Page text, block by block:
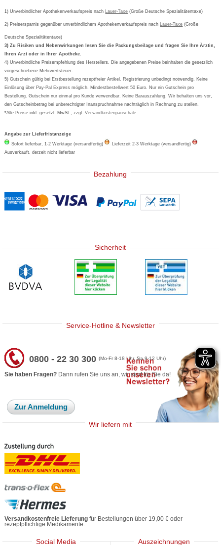
Cookie-Einstellungen
Vertrag widerrufen
Bestellschein ausfüllen
Newsletteranmeldung
Formoline
Wick
Eucerin
Basica
1) Unverbindlicher Apothekenverkaufspreis nach Lauer-Taxe (Große Deutsche Spezialitätentaxe)
2) Preisersparnis gegenüber unverbindlichem Apothekenverkaufspreis nach Lauer-Taxe (Große
Deutsche Spezialitätentaxe)
3) Zu Risiken und Nebenwirkungen lesen Sie die Packungsbeilage und fragen Sie Ihre Ärztin,
Ihren Arzt oder in Ihrer Apotheke.
4) Unverbindliche Preisempfehlung des Herstellers. Die angegebenen Preise beinhalten die gesetzlich
vorgeschriebene Mehrwertsteuer.
5) Gutschein gültig bei Erstbestellung rezeptfreier Artikel. Registrierung unbedingt notwendig. Keine
Einlösung über Pay-Pal Express möglich. Mindestbestellwert 50 Euro. Nur ein Gutschein pro
Bestellung. Gutschein nur einmal pro Kunde verwendbar. Keine Barauszahlung. Wir behalten uns vor,
den Gutscheinbetrag bei unberechtigter Inanspruchnahme nachträglich in Rechnung zu stellen.
*Alle Preise inkl. gesetzl. MwSt., zzgl.Versandkostenpauschale.
Angabe zur Lieferfristanzeige
Sofort lieferbar, 1-2 Werktage (versandfertig)
Lieferzeit 2-3 Werktage (versandfertig)
Ausverkauft, derzeit nicht lieferbar
Bezahlung
Sicherheit
Service-Hotline & Newsletter
0800 - 22 30 300(Mo-Fr 8-18 Uhr, Sa 9-12 Uhr)
Sie haben Fragen? Dann rufen Sie uns an, wir sind für Sie da!
Zur Anmeldung
Wir liefern mit
Versandkostenfreie Lieferung für Bestellungen über 19,00 € oder
rezeptpflichtige Medikamente.
Social Media Auszeichnungen